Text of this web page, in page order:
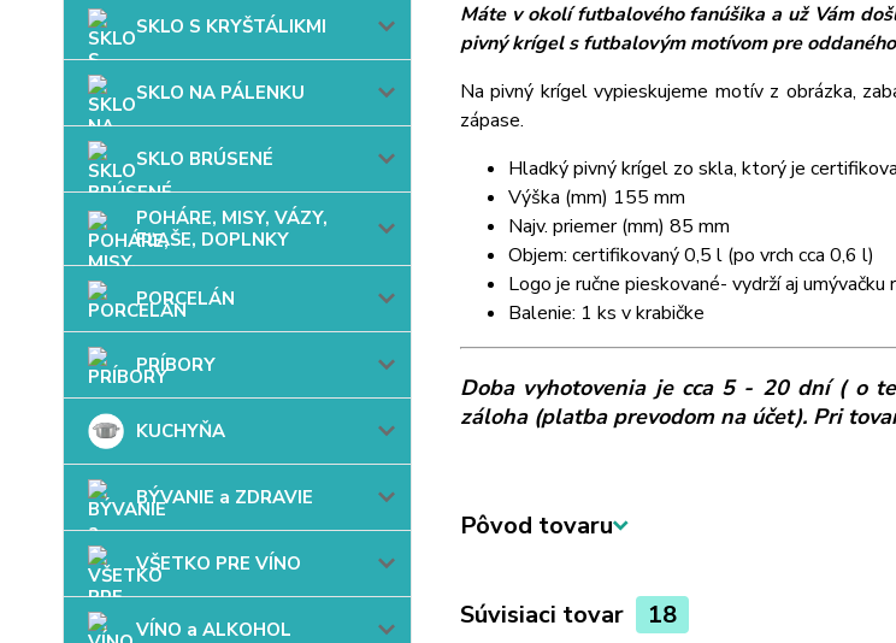
SKLO S KRYŠTÁLIKMI
SKLO NA PÁLENKU
SKLO BRÚSENÉ
POHÁRE, MISY, VÁZY,
FĽAŠE, DOPLNKY
PORCELÁN
PRÍBORY
KUCHYŇA
BÝVANIE a ZDRAVIE
VŠETKO PRE VÍNO
VÍNO a ALKOHOL
Máte v okolí futbalového fanúšika a už Vám
pivný krígel s futbalovým motívom pre
Na pivný krígel vypieskujeme motív z obrázka,
zápase.
Hladký pivný krígel zo skla, ktorý je
Výška (mm) 155 mm
Najv. priemer (mm) 85 mm
Objem: certifikovaný 0,5 l (po vrch cca 0,6 l)
Logo je ručne pieskované- vydrží aj umývačku
Balenie: 1 ks v krabičke
Doba vyhotovenia je cca 5 - 20 dní ( o
záloha (platba prevodom na účet). Pri
Pôvod tovaru
Súvisiaci tovar 18